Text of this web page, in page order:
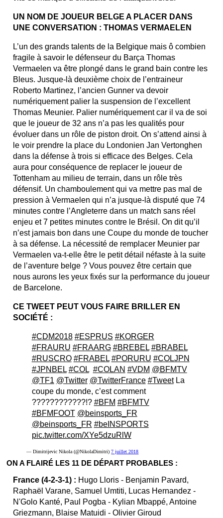
UN NOM DE JOUEUR BELGE A PLACER DANS
UNE CONVERSATION : THOMAS VERMAELEN
L’un des grands talents de la Belgique mais ô combien
fragile à savoir le défenseur du Barça Thomas
Vermaelen va être plongé dans le grand bain contre les
Bleus. Jusque-là deuxième choix de l’entraineur
Roberto Martinez, l’ancien Gunner va devoir
numériquement palier la suspension de l’excellent
Thomas Meunier. Palier numériquement car il va de soi
que le joueur de 32 ans n’a pas les qualités pour
évoluer dans un rôle de piston droit. On s’attend ainsi à
le voir prendre la place du Londonien Jan Vertonghen
dans la défense à trois si efficace des Belges. Cela
aura pour conséquence de replacer le joueur de
Tottenham au milieu de terrain, dans un rôle très
défensif. Un chamboulement qui va mettre pas mal de
pression à Vermaelen qui n’a jusque-là disputé que 74
minutes contre l’Angleterre dans un match sans réel
enjeu et 7 petites minutes contre le Brésil. On dit qu’il
n’est jamais bon dans une Coupe du monde de toucher
à sa défense. La nécessité de remplacer Meunier par
Vermaelen va-t-elle être le petit détail néfaste à la suite
de l’aventure belge ? Vous pouvez être certain que
nous aurons les yeux fixés sur la performance du joueur
de Barcelone.
CE TWEET PEUT VOUS FAIRE BRILLER EN
SOCIÉTÉ :
#CDM2018 #ESPRUS #KORGER
#FRAURU #FRAARG #BREBEL #BRABEL
#RUSCRO #FRABEL #PORURU #COLJPN
#JPNBEL #COL⁠ ⁠ #COLAN #VDM @BFMTV
@TF1 @Twitter @TwitterFrance #TweetLa
coupe du monde, c’est comment
????????????!? #BFM #BFMTV
#BFMFOOT @beinsports_FR
@beinsports_FR #beINSPORTS
pic.twitter.com/XYe5dzuRlW
— Dimitrijevic Nikola (@NikolaDimitri)7 juillet 2018
ON A FLAIRÉ LES 11 DE DÉPART PROBABLES :
France (4-2-3-1) : Hugo Lloris - Benjamin Pavard,
Raphaël Varane, Samuel Umtiti, Lucas Hernandez -
N'Golo Kanté, Paul Pogba - Kylian Mbappé, Antoine
Griezmann, Blaise Matuidi - Olivier Giroud